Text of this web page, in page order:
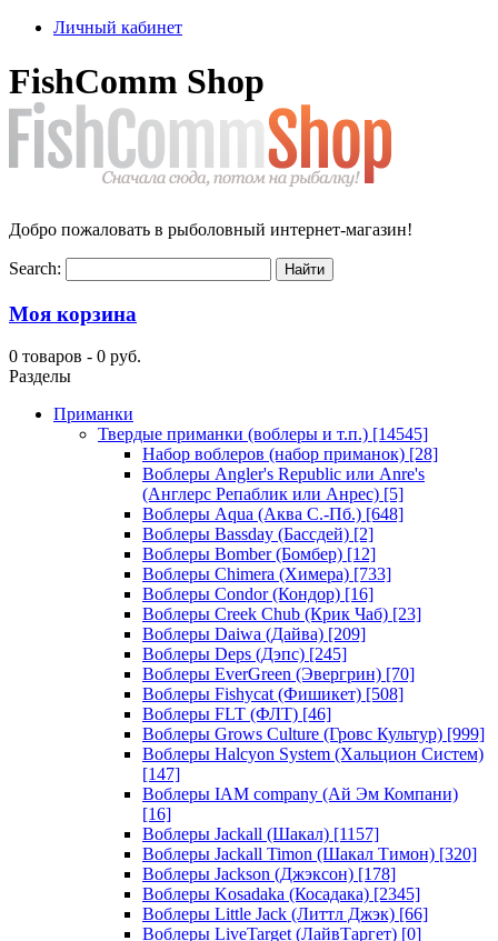
Личный кабинет
FishComm Shop
Добро пожаловать в рыболовный интернет-магазин!
Search:
Моя корзина
0 товаров - 0 руб.
Разделы
Приманки
Твердые приманки (воблеры и т.п.) [14545]
Набор воблеров (набор приманок) [28]
Воблеры Angler's Republic или Anre's
(Англерс Репаблик или Анрес) [5]
Воблеры Aqua (Аква С.-Пб.) [648]
Воблеры Bassday (Бассдей) [2]
Воблеры Bomber (Бомбер) [12]
Воблеры Chimera (Химера) [733]
Воблеры Condor (Кондор) [16]
Воблеры Creek Chub (Крик Чаб) [23]
Воблеры Daiwa (Дайва) [209]
Воблеры Deps (Дэпс) [245]
Воблеры EverGreen (Эвергрин) [70]
Воблеры Fishycat (Фишикет) [508]
Воблеры FLT (ФЛТ) [46]
Воблеры Grows Culture (Гровс Культур) [999]
Воблеры Halcyon System (Хальцион Систем)
[147]
Воблеры IAM company (Ай Эм Компани)
[16]
Воблеры Jackall (Шакал) [1157]
Воблеры Jackall Timon (Шакал Тимон) [320]
Воблеры Jackson (Джэксон) [178]
Воблеры Kosadaka (Косадака) [2345]
Воблеры Little Jack (Литтл Джэк) [66]
Воблеры LiveTarget (ЛайвТаргет) [0]